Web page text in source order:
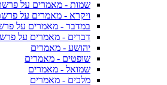
שמות - מאמרים על
ויקרא - מאמרים על
במדבר - מאמרים על
דברים - מאמרים על
יהושע - מאמרים
שופטים - מאמרים
שמואל - מאמרים
מלכים - מאמרים